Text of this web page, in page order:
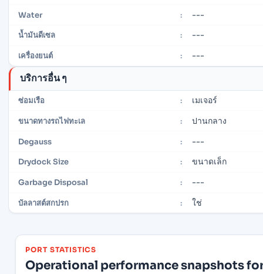
Water : ---
น้ำมันดีเซล : ---
เครื่องยนต์ : ---
บริการอื่น ๆ
ซ่อมเรือ : เมเจอร์
ขนาดทางรถไฟทะเล : ปานกลาง
Degauss : ---
Drydock Size : ขนาดเล็ก
Garbage Disposal : ---
บัลลาสต์สกปรก : ใช่
PORT STATISTICS
Operational performance snapshots